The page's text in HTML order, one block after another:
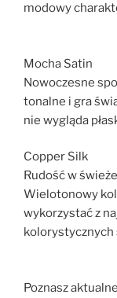
modowy
Mocha Satin
Nowoczesne
tonalne i gra
nie wygląda
Copper Silk
Rudość w
Wielotonowy
wykorzystać z
kolorystycznych
Poznasz